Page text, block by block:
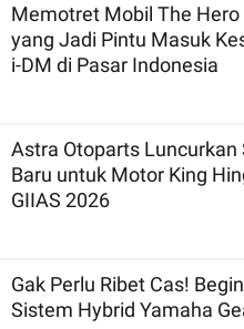
Memotret Mobil The
yang Jadi Pintu Masuk
i-DM di Pasar Indonesia
Astra Otoparts Luncurkan
Baru untuk Motor King
GIIAS 2026
Gak Perlu Ribet Cas!
Sistem Hybrid Yamaha